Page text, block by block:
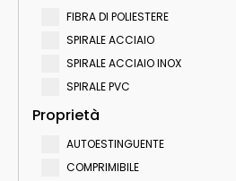
FIBRA DI POLIESTERE
SPIRALE ACCIAIO
SPIRALE ACCIAIO INOX
SPIRALE PVC
Proprietà
AUTOESTINGUENTE
COMPRIMIBILE